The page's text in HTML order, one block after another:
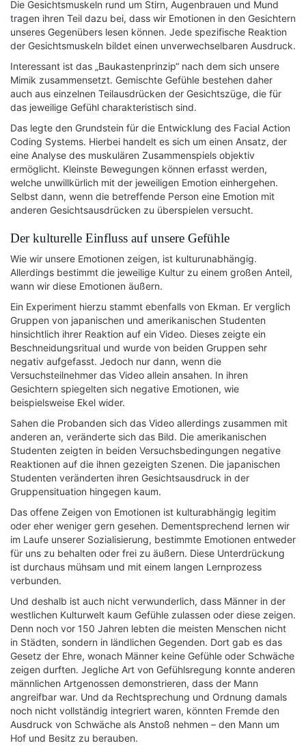
Die Gesichtsmuskeln rund um Stirn, Augenbrauen und Mund
tragen ihren Teil dazu bei, dass wir Emotionen in den Gesichtern
unseres Gegenübers lesen können. Jede spezifische Reaktion
der Gesichtsmuskeln bildet einen unverwechselbaren Ausdruck.
Interessant ist das „Baukastenprinzip“ nach dem sich unsere
Mimik zusammensetzt. Gemischte Gefühle bestehen daher
auch aus einzelnen Teilausdrücken der Gesichtszüge, die für
das jeweilige Gefühl charakteristisch sind.
Das legte den Grundstein für die Entwicklung des Facial Action
Coding Systems. Hierbei handelt es sich um einen Ansatz, der
eine Analyse des muskulären Zusammenspiels objektiv
ermöglicht. Kleinste Bewegungen können erfasst werden,
welche unwillkürlich mit der jeweiligen Emotion einhergehen.
Selbst dann, wenn die betreffende Person eine Emotion mit
anderen Gesichtsausdrücken zu überspielen versucht.
Der kulturelle Einfluss auf unsere Gefühle
Wie wir unsere Emotionen zeigen, ist kulturunabhängig.
Allerdings bestimmt die jeweilige Kultur zu einem großen Anteil,
wann wir diese Emotionen äußern.
Ein Experiment hierzu stammt ebenfalls von Ekman. Er verglich
Gruppen von japanischen und amerikanischen Studenten
hinsichtlich ihrer Reaktion auf ein Video. Dieses zeigte ein
Beschneidungsritual und wurde von beiden Gruppen sehr
negativ aufgefasst. Jedoch nur dann, wenn die
Versuchsteilnehmer das Video allein ansahen. In ihren
Gesichtern spiegelten sich negative Emotionen, wie
beispielsweise Ekel wider.
Sahen die Probanden sich das Video allerdings zusammen mit
anderen an, veränderte sich das Bild. Die amerikanischen
Studenten zeigten in beiden Versuchsbedingungen negative
Reaktionen auf die ihnen gezeigten Szenen. Die japanischen
Studenten veränderten ihren Gesichtsausdruck in der
Gruppensituation hingegen kaum.
Das offene Zeigen von Emotionen ist kulturabhängig legitim
oder eher weniger gern gesehen. Dementsprechend lernen wir
im Laufe unserer Sozialisierung, bestimmte Emotionen entweder
für uns zu behalten oder frei zu äußern. Diese Unterdrückung
ist durchaus mühsam und mit einem langen Lernprozess
verbunden.
Und deshalb ist auch nicht verwunderlich, dass Männer in der
westlichen Kulturwelt kaum Gefühle zulassen oder diese zeigen.
Denn noch vor 150 Jahren lebten die meisten Menschen nicht
in Städten, sondern in ländlichen Gegenden. Dort gab es das
Gesetz der Ehre, wonach Männer keine Gefühle oder Schwäche
zeigen durften. Jegliche Art von Gefühlsregung konnte anderen
männlichen Artgenossen demonstrieren, dass der Mann
angreifbar war. Und da Rechtsprechung und Ordnung damals
noch nicht vollständig integriert waren, könnten Fremde den
Ausdruck von Schwäche als Anstoß nehmen – den Mann um
Hof und Besitz zu berauben.